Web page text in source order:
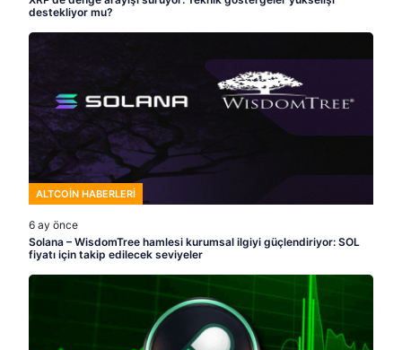
destekliyor mu?
ALTCOIN HABERLERI
6 ay önce
Solana – WisdomTree hamlesi kurumsal ilgiyi güçlendiriyor: SOL
fiyatı için takip edilecek seviyeler